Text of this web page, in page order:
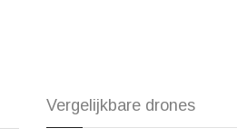
Vergelijkbare drones